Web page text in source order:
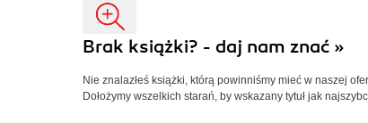
Brak książki? - daj nam znać »
Nie znalazłeś książki, którą powinniśmy mieć w naszej
Dołożymy wszelkich starań, by wskazany tytuł jak